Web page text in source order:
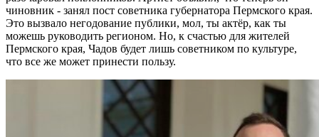
чиновник - занял пост советника губернатора Пермского края.
Это вызвало негодование публики, мол, ты актёр, как ты
можешь руководить регионом. Но, к счастью для жителей
Пермского края, Чадов будет лишь советником по культуре,
что все же может принести пользу.